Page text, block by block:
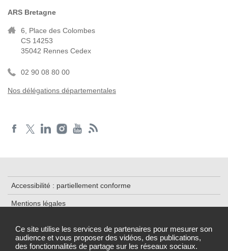
Ce site utilise les services de partenaires pour mesurer son
audience et vous proposer des vidéos, des publications,
des fonctionnalités de partage sur les réseaux sociaux.
ARS Bretagne
6, Place des Colombes
CS 14253
35042 Rennes Cedex
02 90 08 80 00
Nos délégations départementales
Accessibilité : partiellement conforme
Mentions légales
Cookies et traceurs